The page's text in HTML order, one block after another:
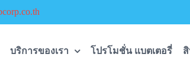
บริการของเรา โปรโมชั่น แบตเตอรี่